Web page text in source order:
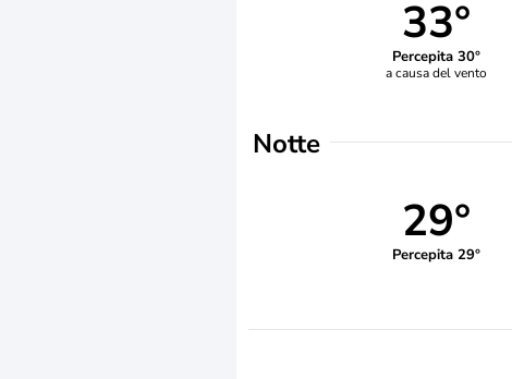
33°
Percepita 30°
a causa del vento
Notte
29°
Percepita 29°